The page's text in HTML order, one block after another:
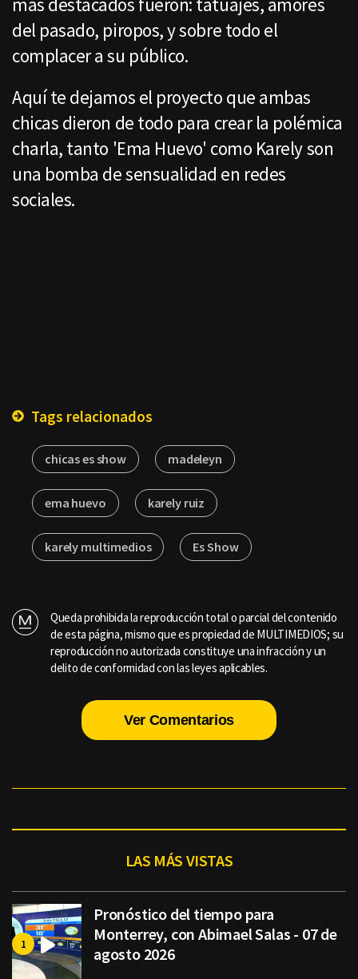
del pasado, piropos, y sobre todo el
complacer a su público.
Aquí te dejamos el proyecto que ambas
chicas dieron de todo para crear la polémica
charla, tanto 'Ema Huevo' como Karely son
una bomba de sensualidad en redes
sociales.
Tags relacionados
chicas es show madeleyn
ema huevo karely ruiz
karely multimedios Es Show
Queda prohibida la reproducción total o parcial del contenido
de esta página, mismo que es propiedad de MULTIMEDIOS; su
reproducción no autorizada constituye una infracción y un
delito de conformidad con las leyes aplicables.
Ver Comentarios
LAS MÁS VISTAS
Pronóstico del tiempo para
Monterrey, con Abimael Salas - 07 de
agosto 2026